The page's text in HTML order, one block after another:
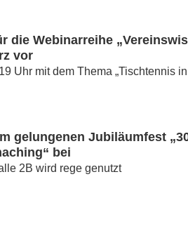
die Webinarreihe
vor
Uhr mit dem Thema „Tischtennis
gelungenen Jubiläumfest
bei
2B wird rege genutzt